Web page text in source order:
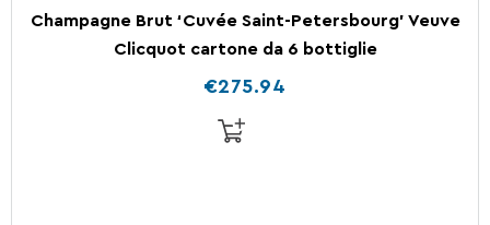
Champagne Brut ‘Cuvée Saint-Petersbourg’ Veuve
Clicquot cartone da 6 bottiglie
€275.94